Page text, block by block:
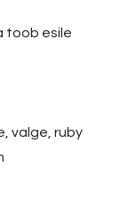
toob esile
valge, ruby